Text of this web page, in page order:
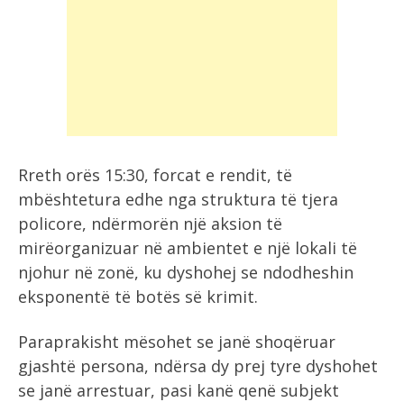
Rreth orës 15:30, forcat e rendit, të
mbështetura edhe nga struktura të tjera
policore, ndërmorën një aksion të
mirëorganizuar në ambientet e një lokali të
njohur në zonë, ku dyshohej se ndodheshin
eksponentë të botës së krimit.
Paraprakisht mësohet se janë shoqëruar
gjashtë persona, ndërsa dy prej tyre dyshohet
se janë arrestuar, pasi kanë qenë subjekt